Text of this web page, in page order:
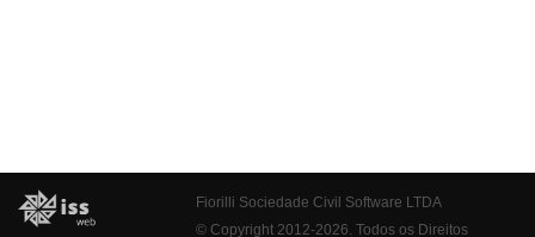
Fiorilli Sociedade Civil Software LTDA
© Copyright 2012-2026. Todos os Direitos